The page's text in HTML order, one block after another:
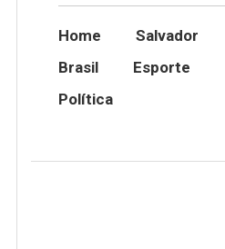
Home Salvador
Brasil
Esporte
Política